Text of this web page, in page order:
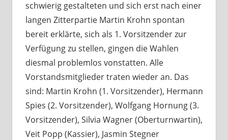
schwierig gestalteten und sich erst nach einer
langen Zitterpartie Martin Krohn spontan
bereit erklärte, sich als 1. Vorsitzender zur
Verfügung zu stellen, gingen die Wahlen
diesmal problemlos vonstatten. Alle
Vorstandsmitglieder traten wieder an. Das
sind: Martin Krohn (1. Vorsitzender), Hermann
Spies (2. Vorsitzender), Wolfgang Hornung (3.
Vorsitzender), Silvia Wagner (Oberturnwartin),
Veit Popp (Kassier), Jasmin Stegner